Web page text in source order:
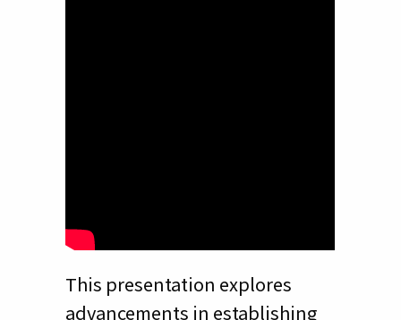
This presentation explores
advancements in establishing